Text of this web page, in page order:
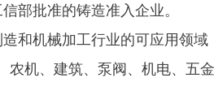
部批准的铸造准入企业。
和机械加工行业的可应用领域
机、建筑、泵阀、机电、五